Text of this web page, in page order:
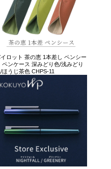
イロット 茶の恵 1本差し ペンシー
ペンケース 深みどり色/浅みどり
ほうじ茶色 CHPS-11